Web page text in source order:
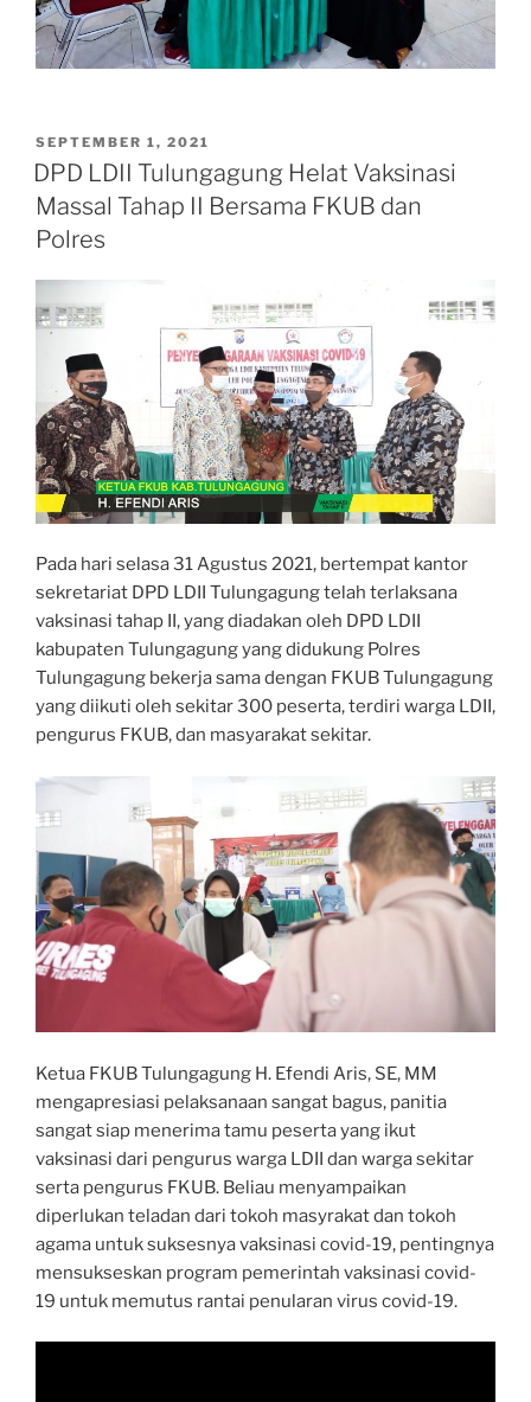
POSTED
ON
SEPTEMBER 1, 2021
DPD LDII Tulungagung Helat Vaksinasi
Massal Tahap II Bersama FKUB dan
Polres
Pada hari selasa 31 Agustus 2021, bertempat kantor
sekretariat DPD LDII Tulungagung telah terlaksana
vaksinasi tahap II, yang diadakan oleh DPD LDII
kabupaten Tulungagung yang didukung Polres
Tulungagung bekerja sama dengan FKUB Tulungagung
yang diikuti oleh sekitar 300 peserta, terdiri warga LDII,
pengurus FKUB, dan masyarakat sekitar.
Ketua FKUB Tulungagung H. Efendi Aris, SE, MM
mengapresiasi pelaksanaan sangat bagus, panitia
sangat siap menerima tamu peserta yang ikut
vaksinasi dari pengurus warga LDII dan warga sekitar
serta pengurus FKUB. Beliau menyampaikan
diperlukan teladan dari tokoh masyrakat dan tokoh
agama untuk suksesnya vaksinasi covid-19, pentingnya
mensukseskan program pemerintah vaksinasi covid-
19 untuk memutus rantai penularan virus covid-19.